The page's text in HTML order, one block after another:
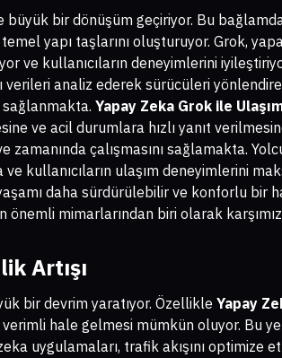
bir dönüşüm geçiriyor. Bu
yapı taşlarını oluşturuyor. Grok,
ve kullanıcıların deneyimlerini
analiz ederek sürücüleri
Yapay Zeka Grok ile
ve acil durumlara hızlı yanıt
çalışmasını sağlamakta.
kullanıcıların ulaşım deneyimlerini
daha sürdürülebilir ve konforlu bir
önemli mimarlarından biri olarak
Artışı
bir devrim yaratıyor. Özellikle Yapay
hale gelmesi mümkün oluyor. Bu
zeka uygulamaları, trafik akışını